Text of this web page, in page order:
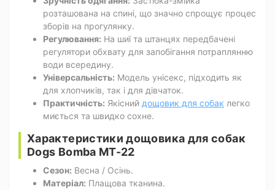
розташована на спині, що значно спрощує процес
зборів на прогулянку.
Регулювання: На шиї та штанцях передбачені
регулятори обхвату для запобігання потраплянню
води всередину.
Універсальність: Модель унісекс, підходить як
для хлопчиків, так і для дівчаток.
Практичність: Якісний дощовик для собак легко
миється та швидко сохне.
Характеристики дощовика для собак
Dogs Bomba MT-22
Сезон: Весна / Осінь.
Матеріал: Плащова тканина.